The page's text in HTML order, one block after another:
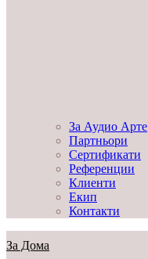
За Аудио Арте
Партньори
Сертификати
Референции
Клиенти
Екип
Контакти
За Дома